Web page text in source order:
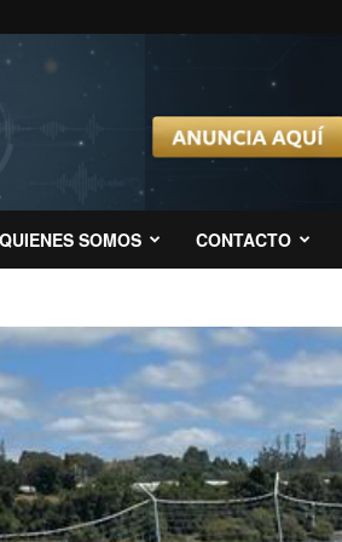
QUIENES SOMOS CONTACTO